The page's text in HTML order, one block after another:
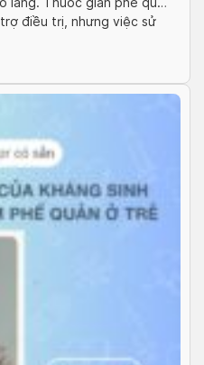
điều trị, nhưng việc sử
trẻ em cần được thực
Bài viết […]